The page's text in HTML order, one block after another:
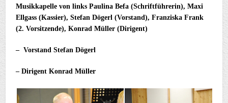
Musikkapelle von links Paulina Befa (Schriftführerin), Maxi
Ellgass (Kassier), Stefan Dögerl (Vorstand), Franziska Frank
(2. Vorsitzende), Konrad Müller (Dirigent)
– Vorstand Stefan Dögerl
– Dirigent Konrad Müller